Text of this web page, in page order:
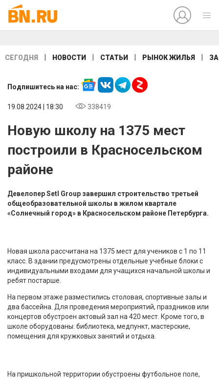
СЕГОДНЯ НОВОСТИ СТАТЬИ РЫНОК ЖИЛЬЯ
Подпишитесь на нас:
19.08.2024 | 18:30 338419
Новую школу на 1375 мест
построили в Красносельском
районе
Девелопер Setl Group завершил строительство третьей
общеобразовательной школы в жилом квартале
«Солнечный город» в Красносельском районе Петербурга.
Новая школа рассчитана на 1375 мест для учеников с 1 по 11
класс. В здании предусмотрены отдельные учебные блоки с
индивидуальными входами для учащихся начальной школы и
ребят постарше.
На первом этаже разместились столовая, спортивные залы и
два бассейна. Для проведения мероприятий, праздников или
концертов обустроен актовый зал на 420 мест. Кроме того, в
школе оборудованы: библиотека, медпункт, мастерские,
помещения для кружковых занятий и отдыха.
На пришкольной территории обустроены футбольное поле,